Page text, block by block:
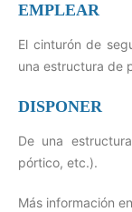
EMPLEAR
El cinturón de
una estructura de
DISPONER
De una
pórtico, etc.).
Más información